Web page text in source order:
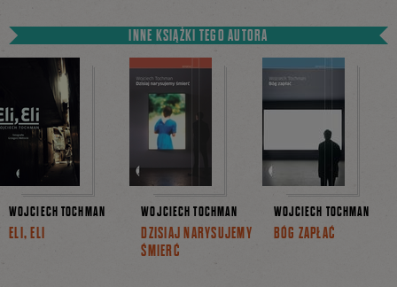
INNE KSIĄŻKI TEGO AUTORA
WOJCIECH TOCHMAN
ELI, ELI
WOJCIECH TOCHMAN
DZISIAJ NARYSUJEMY
ŚMIERĆ
WOJCIECH TOCHMAN
BÓG ZAPŁAĆ